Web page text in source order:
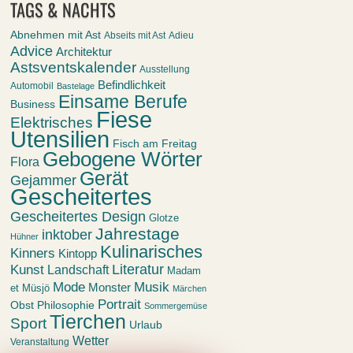
TAGS & NACHTS
Abnehmen mit Ast Abseits mit Ast Adieu
Advice Architektur
Astsventskalender Ausstellung
Automobil Bastelage Befindlichkeit
Business Einsame Berufe
Elektrisches Fiese
Utensilien Fisch am Freitag
Flora Gebogene Wörter
Gejammer Gerät
Gescheitertes
Gescheitertes Design Glotze
Hühner inktober Jahrestage
Kinners Kintopp Kulinarisches
Kunst Landschaft Literatur Madam
et Müsjö Mode Monster Musik Märchen
Obst Philosophie Portrait Sommergemüse
SportTierchen Urlaub
Veranstaltung Wetter